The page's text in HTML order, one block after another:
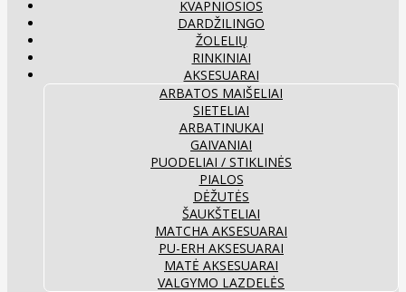
KVAPNIOSIOS
DARDŽILINGO
ŽOLELIŲ
RINKINIAI
AKSESUARAI
ARBATOS MAIŠELIAI
SIETELIAI
ARBATINUKAI
GAIVANIAI
PUODELIAI / STIKLINĖS
PIALOS
DĖŽUTĖS
ŠAUKŠTELIAI
MATCHA AKSESUARAI
PU-ERH AKSESUARAI
MATĖ AKSESUARAI
VALGYMO LAZDELĖS